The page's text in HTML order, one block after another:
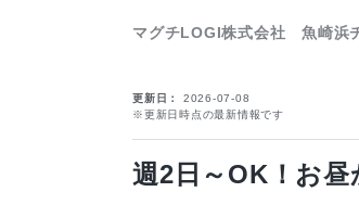
マグチLOGI株式会社 魚崎浜
更新日
2026-07-08
※更新日時点の最新情報です
週2日～OK！お